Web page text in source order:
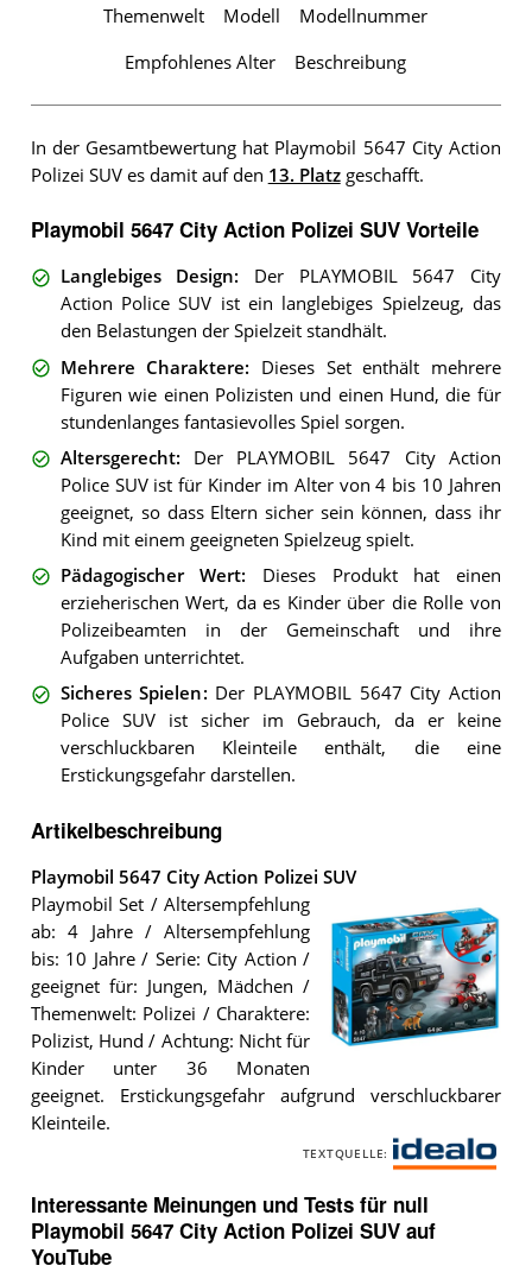
Themenwelt Modell Modellnummer
Empfohlenes Alter Beschreibung
In der Gesamtbewertung hat Playmobil 5647 City Action
Polizei SUV es damit auf den 13. Platzgeschafft.
Playmobil 5647 City Action Polizei SUV Vorteile
Langlebiges Design: Der PLAYMOBIL 5647 City
Action Police SUV ist ein langlebiges Spielzeug, das
den Belastungen der Spielzeit standhält.
Mehrere Charaktere: Dieses Set enthält mehrere
Figuren wie einen Polizisten und einen Hund, die für
stundenlanges fantasievolles Spiel sorgen.
Altersgerecht: Der PLAYMOBIL 5647 City Action
Police SUV ist für Kinder im Alter von 4 bis 10 Jahren
geeignet, so dass Eltern sicher sein können, dass ihr
Kind mit einem geeigneten Spielzeug spielt.
Pädagogischer Wert: Dieses Produkt hat einen
erzieherischen Wert, da es Kinder über die Rolle von
Polizeibeamten in der Gemeinschaft und ihre
Aufgaben unterrichtet.
Sicheres Spielen: Der PLAYMOBIL 5647 City Action
Police SUV ist sicher im Gebrauch, da er keine
verschluckbaren Kleinteile enthält, die eine
Erstickungsgefahr darstellen.
Artikelbeschreibung
Playmobil 5647 City Action Polizei SUV
5647
Polizei
Playmobil Set / Altersempfehlung
ab: 4 Jahre / Altersempfehlung
bis: 10 Jahre / Serie: City Action /
geeignet für: Jungen, Mädchen /
Themenwelt: Polizei / Charaktere:
Polizist, Hund / Achtung: Nicht für
Kinder unter 36 Monaten
geeignet. Erstickungsgefahr aufgrund verschluckbarer
Kleinteile.
TEXTQUELLE:
i
e
Interessante Meinungen und Tests für null
Playmobil 5647 City Action Polizei SUV auf
YouTube